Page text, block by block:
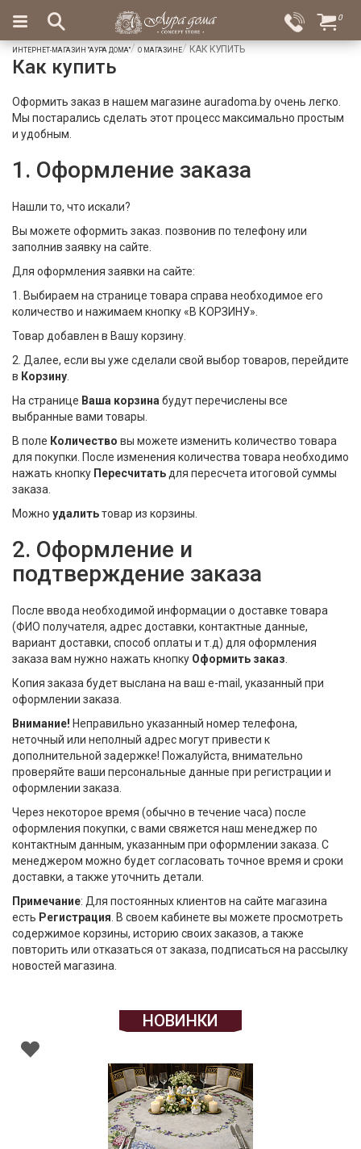
Вход
Избранное
×
Салоны
Доставка
Оплата
Подарки
Ароматы
дома
Бар
хрусталь
Посуда
Сервировка
Столовые
приборы
Текстиль
Фарфор
Декор
Бренды
0
ИНТЕРНЕТ-МАГАЗИН "АУРА ДОМА" О МАГАЗИНЕ КАК КУПИТЬ
Как купить
Оформить заказ в нашем магазине auradoma.by очень легко.
Мы постарались сделать этот процесс максимально простым
и удобным.
1. Оформление заказа
Нашли то, что искали?
Вы можете оформить заказ. позвонив по телефону или
заполнив заявку на сайте.
Для оформления заявки на сайте:
1. Выбираем на странице товара справа необходимое его
количество и нажимаем кнопку «В КОРЗИНУ».
Товар добавлен в Вашу корзину.
2. Далее, если вы уже сделали свой выбор товаров, перейдите
в Корзину
На странице Ваша корзина будут перечислены все
выбранные вами товары.
В поле Количество вы можете изменить количество товара
для покупки. После изменения количества товара необходимо
нажать кнопку Пересчитать для пересчета итоговой суммы
заказа.
Можно удалитьтовар из корзины.
2. Оформление и
подтверждение заказа
После ввода необходимой информации о доставке товара
(ФИО получателя, адрес доставки, контактные данные,
вариант доставки, способ оплаты и т.д) для оформления
заказа вам нужно нажать кнопку Оформить заказ
Копия заказа будет выслана на ваш e-mail, указанный при
оформлении заказа.
Внимание! Неправильно указанный номер телефона,
неточный или неполный адрес могут привести к
дополнительной задержке! Пожалуйста, внимательно
проверяйте ваши персональные данные при регистрации и
оформлении заказа.
Через некоторое время (обычно в течение часа) после
оформления покупки, с вами свяжется наш менеджер по
контактным данным, указанным при оформлении заказа. С
менеджером можно будет согласовать точное время и сроки
доставки, а также уточнить детали.
Примечание: Для постоянных клиентов на сайте магазина
есть Регистрация . В своем кабинете вы можете просмотреть
содержимое корзины, историю своих заказов, а также
повторить или отказаться от заказа, подписаться на рассылку
новостей магазина.
НОВИНКИ